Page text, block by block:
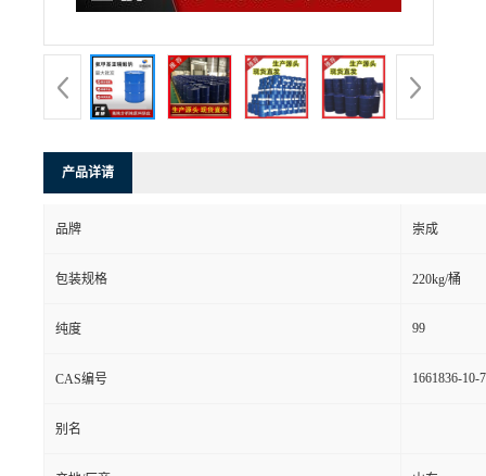
产品详请
品牌 崇成
包装规格 220kg/桶
纯度 99
CAS编号 1661836-10-7
别名